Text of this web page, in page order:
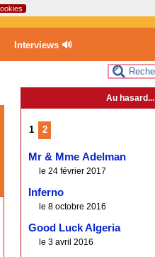
Interviews 🔊
Au hasard...
1 2
Mr & Mme Adelman
le 24 février 2017
Inferno
le 8 octobre 2016
Good Luck Algeria
le 3 avril 2016